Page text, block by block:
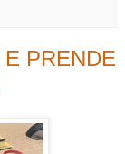
PRENDE